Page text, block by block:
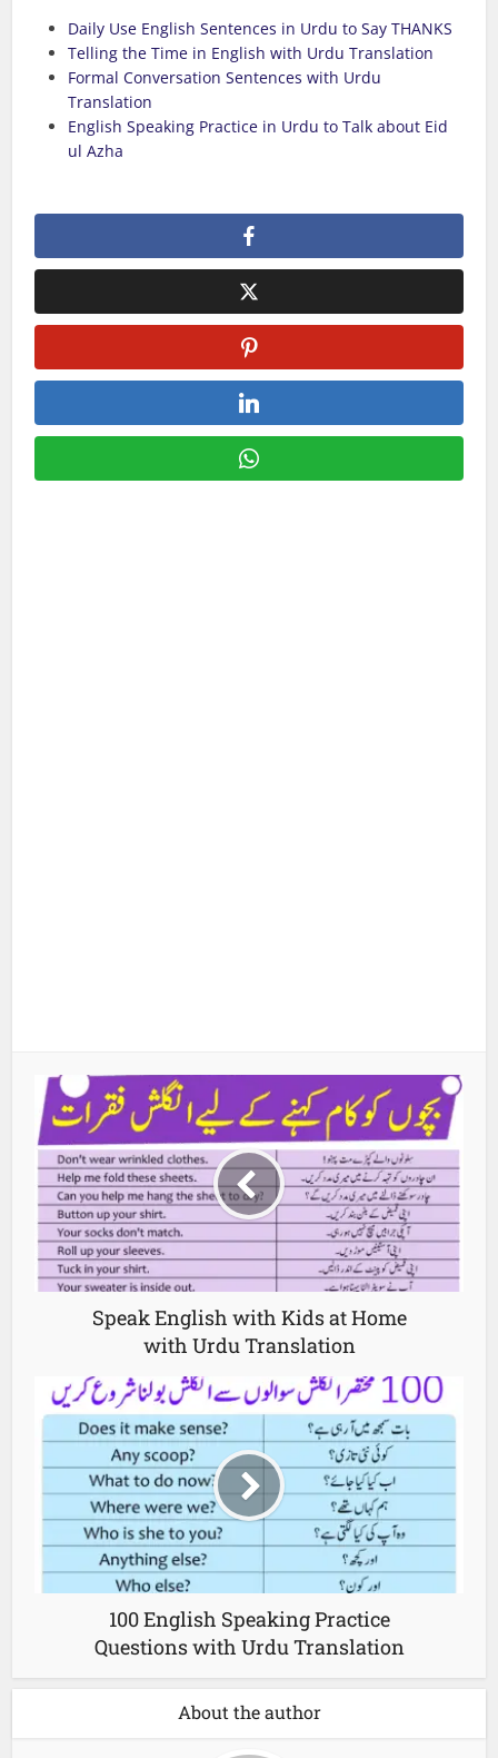
Daily Use English Sentences in Urdu to Say THANKS
Telling the Time in English with Urdu Translation
Formal Conversation Sentences with Urdu
Translation
English Speaking Practice in Urdu to Talk about Eid
ul Azha
Speak English with Kids at Home
with Urdu Translation
100 English Speaking Practice
Questions with Urdu Translation
About the author